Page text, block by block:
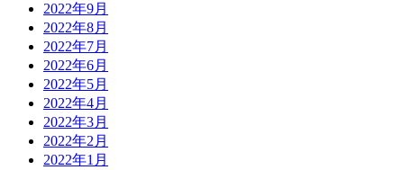
2022年9月
2022年8月
2022年7月
2022年6月
2022年5月
2022年4月
2022年3月
2022年2月
2022年1月